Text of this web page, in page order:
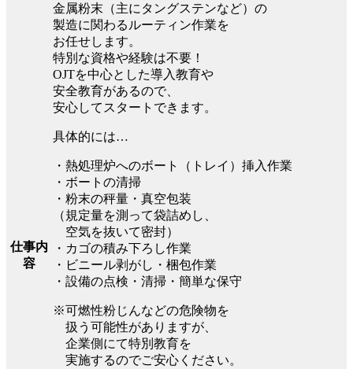
仕事内
容
金属粉末（主にタングステンなど）の
製造に関わるルーティン作業を
お任せします。
特別な資格や経験は不要！
OJTを中心とした導入教育や
安全教育があるので、
安心してスタートできます。
具体的には…
・熱処理炉へのボート（トレイ）挿入作業
・ボートの清掃
・粉末の秤量・真空包装
（規定量を測って袋詰めし、
空気を抜いて密封）
・カゴの積み下ろし作業
・ビニール剥がし・梱包作業
・設備の点検・清掃・簡単な保守
※可燃性粉じんなどの危険物を
扱う可能性がありますが、
企業側にて特別教育を
実施するのでご安心ください。